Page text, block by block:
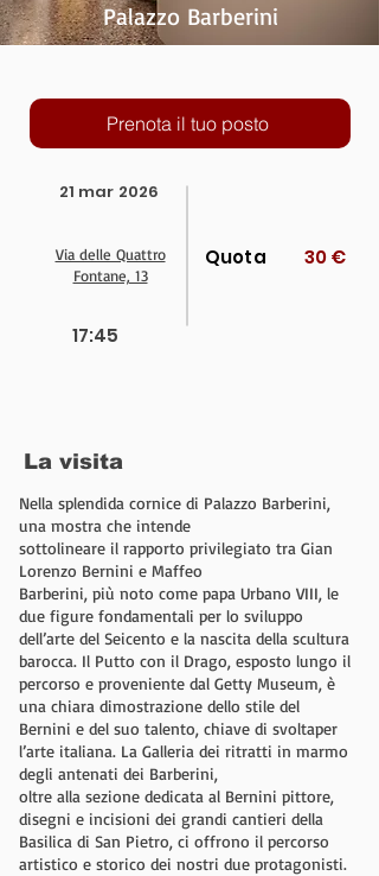
Palazzo Barberini
Prenota il tuo posto
21 mar 2026
Quota
Via delle Quattro
Fontane, 13
30 €
17:45
La visita
Nella splendida cornice di Palazzo Barberini,
una mostra che intende
sottolineare il rapporto privilegiato tra Gian
Lorenzo Bernini e Maffeo
Barberini, più noto come papa Urbano VIII, le
due figure fondamentali per lo sviluppo
dell’arte del Seicento e la nascita della scultura
barocca. Il Putto con il Drago, esposto lungo il
percorso e proveniente dal Getty Museum, è
una chiara dimostrazione dello stile del
Bernini e del suo talento, chiave di svoltaper
l’arte italiana. La Galleria dei ritratti in marmo
degli antenati dei Barberini,
oltre alla sezione dedicata al Bernini pittore,
disegni e incisioni dei grandi cantieri della
Basilica di San Pietro, ci offrono il percorso
artistico e storico dei nostri due protagonisti.